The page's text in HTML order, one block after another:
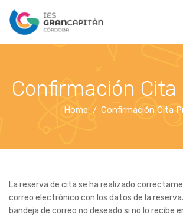
Confirmación Cita
Home Confirmación Cita
La reserva de cita se ha realizado
correo electrónico con los datos de la
bandeja de correo no deseado si no lo recibe